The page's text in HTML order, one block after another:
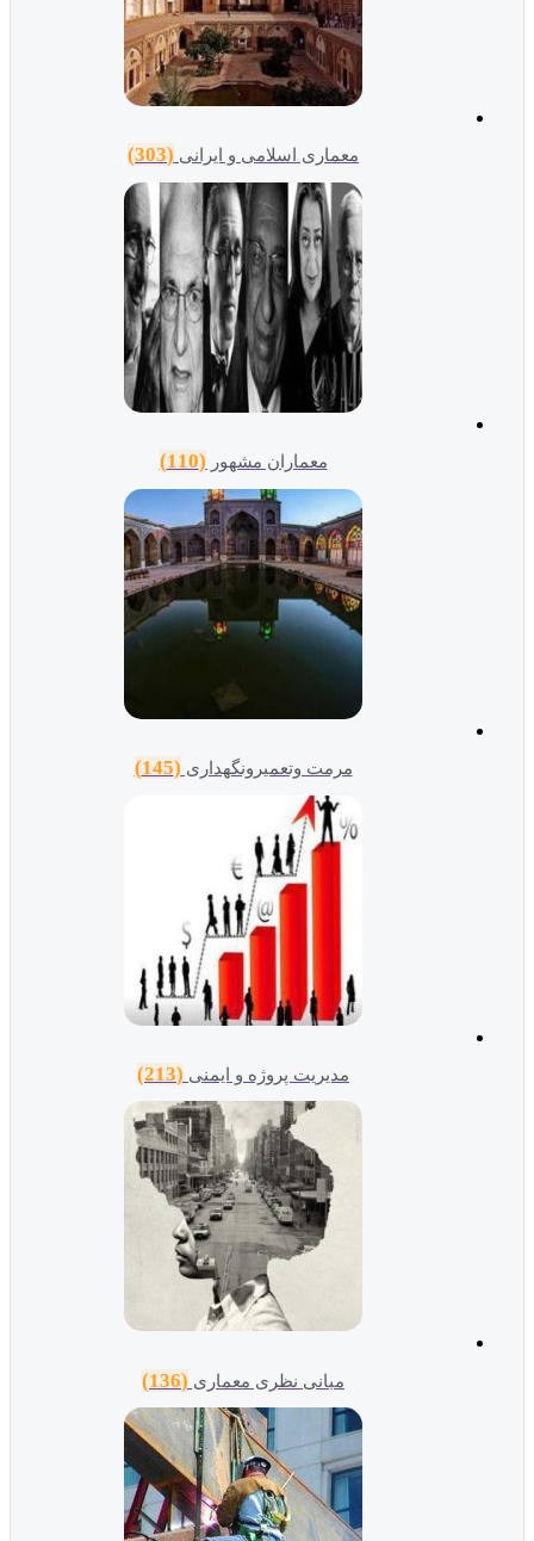
معماری اسلامی و ایرانی (303)
معماران مشهور (110)
مرمت وتعمیرونگهداری(145)
مدیریت پروژه و ایمنی (213)
مبانی نظری معماری (136)